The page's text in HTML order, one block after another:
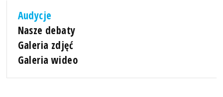
Audycje
Nasze debaty
Galeria zdjęć
Galeria wideo